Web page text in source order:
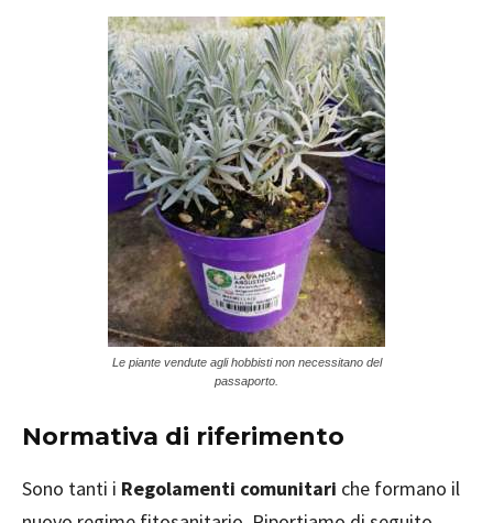
Le piante vendute agli hobbisti non necessitano del
passaporto.
Normativa di riferimento
Sono tanti i Regolamenti comunitari che formano il